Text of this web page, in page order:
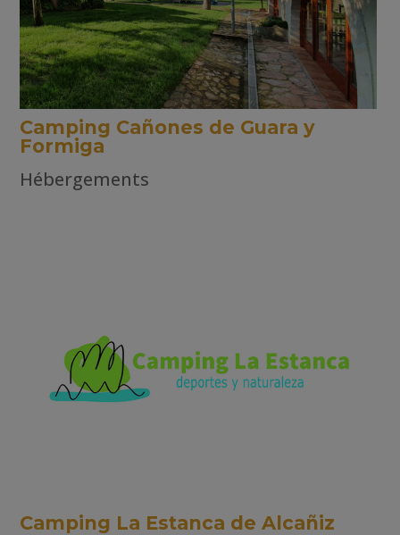
Camping Cañones de Guara y
Formiga
Hébergements
Camping La Estanca de Alcañiz